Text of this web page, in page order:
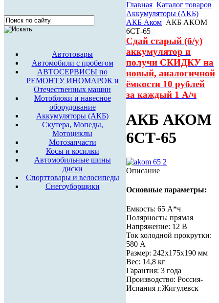
Автотовары
Автомобили с пробегом
АВТОСЕРВИСЫ по
РЕМОНТУ ИНОМАРОК и
Отечественных машин
Мотоблоки и навесное
оборудование
Аккумуляторы (АКБ)
Скутера, Мопеды,
Мотоциклы
Мотозапчасти
Косы и косилки
Автомобильные шины
диски
Спорттовары и велосипеды
Снегоуборщики
Главная Каталог товаров
Аккумуляторы (АКБ)
АКБ Аком АКБ АКОМ
6СТ-65
Сдай старый (б/у)
аккумулятор и
получи СКИДКУ на
новый, аналогичной
ёмкости 10 рублей
за каждый 1 А/ч
АКБ АКОМ
6СТ-65
Описание
Основные параметры:
Емкость: 65 А*ч
Полярность: прямая
Напряжение: 12 В
Ток холодной прокрутки:
580 А
Размер: 242x175x190 мм
Вес: 14,8 кг
Гарантия: 3 года
Производство: Россия-
Испания г.Жигулевск